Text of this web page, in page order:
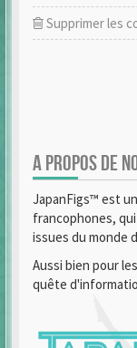
Supprimer les
A PROPOS DE
JapanFigs™ est
francophones,
issues du monde
Aussi bien pour
quête